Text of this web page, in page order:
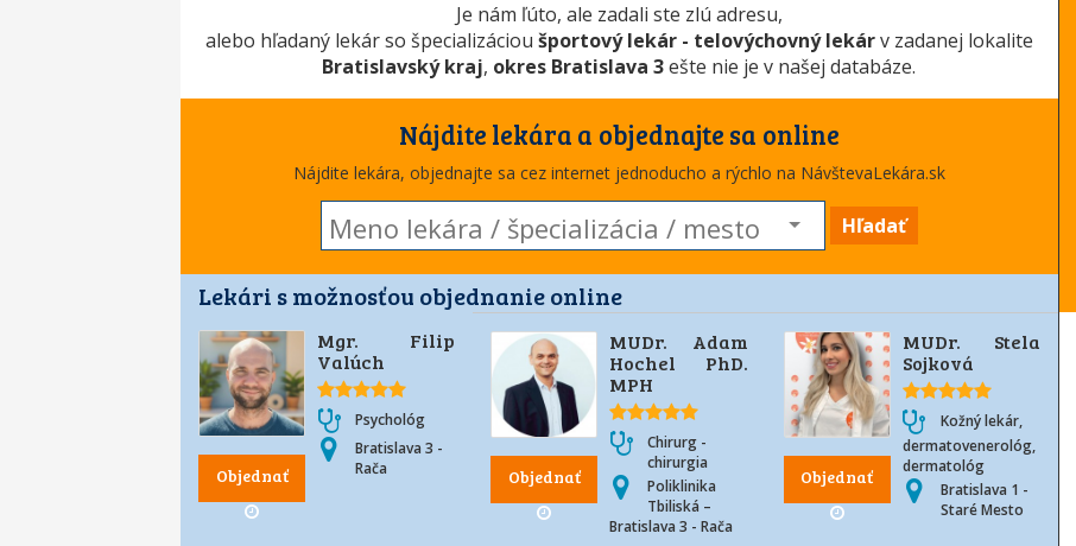
Je nám ľúto, ale zadali ste zlú adresu,
alebo hľadaný lekár so špecializáciou športový lekár - telovýchovný lekárv zadanej lokalite
Bratislavský kraj, okres Bratislava 3ešte nie je v našej databáze.
Nájdite lekára a objednajte sa online
Nájdite lekára, objednajte sa cez internet jednoducho a rýchlo na NávštevaLekára.sk
Hľadať
Lekári s možnosťou objednanie online
Objednať
Mgr. Filip
Valúch
Psychológ
Bratislava 3 -
Rača
Objednať
MUDr. Adam
Hochel PhD.
MPH
Chirurg -
chirurgia
Poliklinika
Tbiliská –
Bratislava 3 - Rača
Objednať
MUDr. Stela
Sojková
Kožný lekár,
dermatovenerológ,
dermatológ
Bratislava 1 -
Staré Mesto